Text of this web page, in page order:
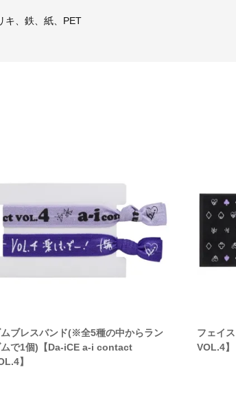
、鉄、紙、PET
ムブレスバンド(※全5種の中からラン
ムで1個)【Da-iCE a-i contact
】
フェイ
VOL.4】